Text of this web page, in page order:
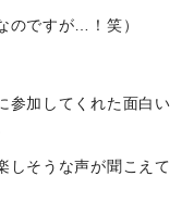
のですが…！笑）
参加してくれた面白い
しそうな声が聞こえて